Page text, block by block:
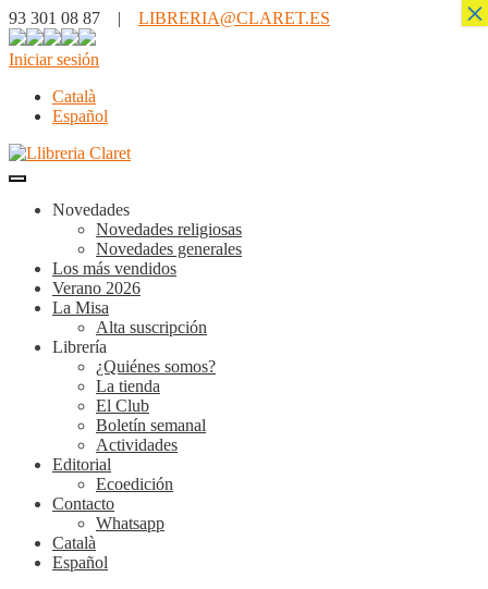
93 301 08 87 | LIBRERIA@CLARET.ES
Iniciar sesión
Català
Español
Novedades
Novedades religiosas
Novedades generales
Los más vendidos
Verano 2026
La Misa
Alta suscripción
Librería
¿Quiénes somos?
La tienda
El Club
Boletín semanal
Actividades
Editorial
Ecoedición
Contacto
Whatsapp
Català
Español
×